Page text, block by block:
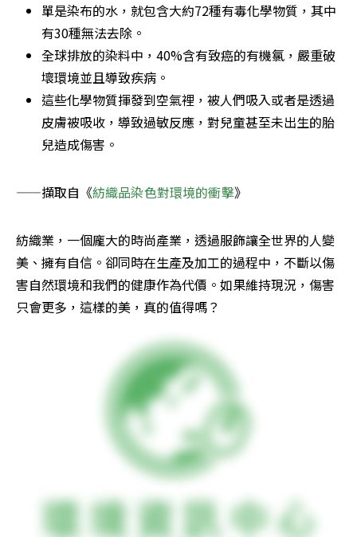
單是染布的水，就包含大約72種有毒化學物質，其中
有30種無法去除。
全球排放的染料中，40%含有致癌的有機氯，嚴重破
壞環境並且導致疾病。
這些化學物質揮發到空氣裡，被人們吸入或者是透過
皮膚被吸收，導致過敏反應，對兒童甚至未出生的胎
兒造成傷害。
——擷取自《紡織品染色對環境的衝擊》
紡織業，一個龐大的時尚產業，透過服飾讓全世界的人變
美、擁有自信。卻同時在生產及加工的過程中，不斷以傷
害自然環境和我們的健康作為代價。如果維持現況，傷害
只會更多，這樣的美，真的值得嗎？